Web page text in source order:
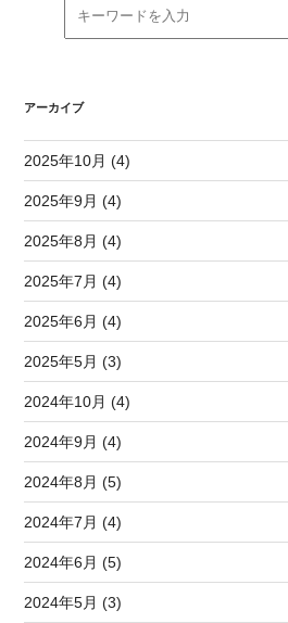
アーカイブ
2025年10月 (4)
2025年9月 (4)
2025年8月 (4)
2025年7月 (4)
2025年6月 (4)
2025年5月 (3)
2024年10月 (4)
2024年9月 (4)
2024年8月 (5)
2024年7月 (4)
2024年6月 (5)
2024年5月 (3)